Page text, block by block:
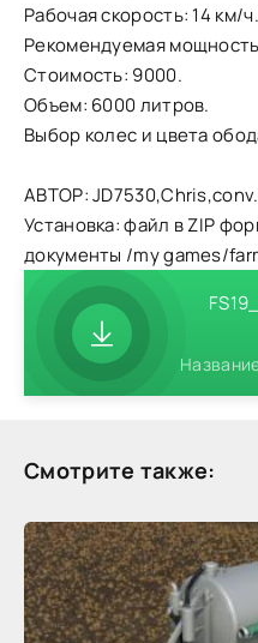
Рабочая скорость: 14 км/ч.
Рекомендуемая
Стоимость: 9000.
Объем: 6000 литров.
Выбор колес и цвета
АВТОР:
Установка: файл в ZIP
документы /my games/
Смотрите также: